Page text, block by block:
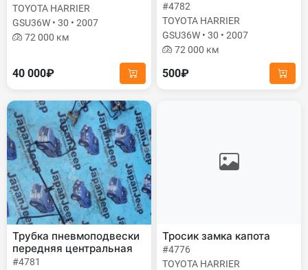
TOYOTA HARRIER
GSU36W • 30 • 2007
72 000 км
40 000₽
#4782
TOYOTA HARRIER
GSU36W • 30 • 2007
72 000 км
500₽
Трубка пневмоподвески
передняя центральная
#4781
Тросик замка капота
#4776
TOYOTA HARRIER